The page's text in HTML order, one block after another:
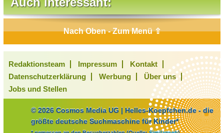
Nach Oben - Zum Menü ⇧
Redaktionsteam Impressum
Kontakt
Datenschutzerklärung
Werbung
Über uns
Jobs und Stellen
© 2026 Cosmos Media UG | Helles-Koepfchen.de - die
größte deutsche Suchmaschine für Kinder*